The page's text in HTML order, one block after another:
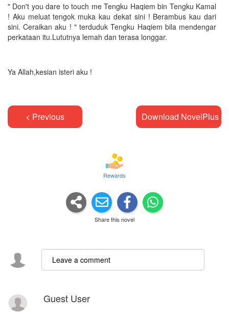
" Don't you dare to touch me Tengku Haqiem bin Tengku Kamal
! Aku meluat tengok muka kau dekat sini ! Berambus kau dari
sini. Ceraikan aku ! " terduduk Tengku Haqiem bila mendengar
perkataan itu.Lututnya lemah dan terasa longgar.
Ya Allah,kesian isteri aku !
< Previous Download NovelPlus
Rewards
Share this novel
Guest User